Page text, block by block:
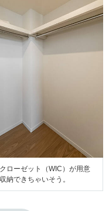
ローゼット（WIC）が用意
納できちゃいそう。